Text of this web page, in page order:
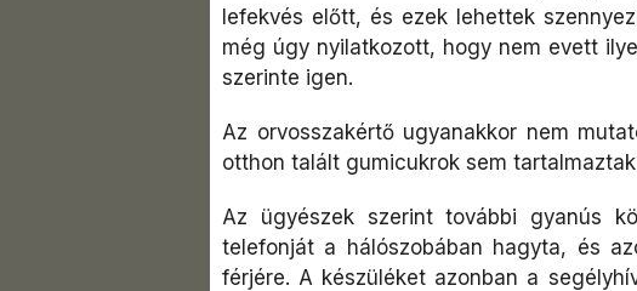
lefekvés előtt, és ezek lehettek
még úgy nyilatkozott, hogy nem evett
szerinte igen.
Az orvosszakértő ugyanakkor nem
otthon talált gumicukrok sem
Az ügyészek szerint további gyanús
telefonját a hálószobában hagyta, és
férjére. A készüléket azonban a